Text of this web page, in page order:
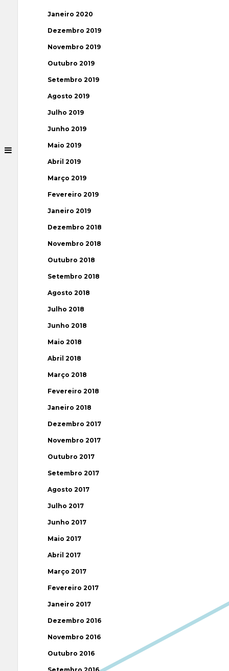
Janeiro 2020
Dezembro 2019
Novembro 2019
Outubro 2019
Setembro 2019
Agosto 2019
Julho 2019
Junho 2019
Maio 2019
Abril 2019
Março 2019
Fevereiro 2019
Janeiro 2019
Dezembro 2018
Novembro 2018
Outubro 2018
Setembro 2018
Agosto 2018
Julho 2018
Junho 2018
Maio 2018
Abril 2018
Março 2018
Fevereiro 2018
Janeiro 2018
Dezembro 2017
Novembro 2017
Outubro 2017
Setembro 2017
Agosto 2017
Julho 2017
Junho 2017
Maio 2017
Abril 2017
Março 2017
Fevereiro 2017
Janeiro 2017
Dezembro 2016
Novembro 2016
Outubro 2016